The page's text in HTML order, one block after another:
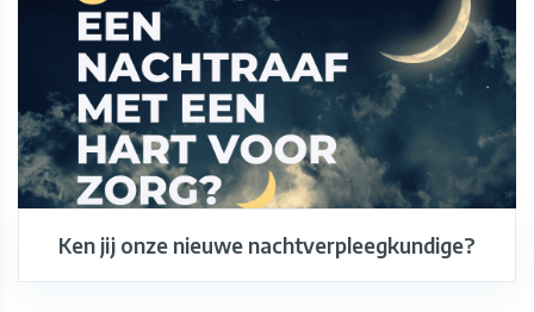
Ken jij onze nieuwe nachtverpleegkundige?